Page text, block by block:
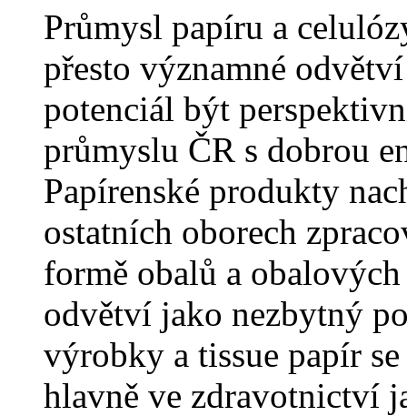
Průmysl papíru a
přesto významné
potenciál být
průmyslu ČR s dobrou
Papírenské produkty
ostatních oborech
formě obalů a
odvětví jako nezbytný
výrobky a tissue papír
hlavně ve zdravotnictví